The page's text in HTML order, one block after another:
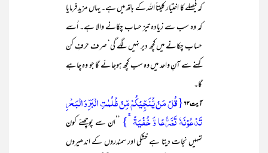
کہ فیصلے کا اختیار کلیتاً اللہ کے ہاتھ میں ہے۔ یہاں مزید فرمایا
کہ وہ سب سے زیادہ تیز حساب چکانے والا ہے۔ اُسے
حساب چکانے میں کچھ دیر نہیں لگے گی‘ صرف حرفِ کن
کہنے سے آنِ واحد میں وہ سب کچھ ہوجائے گا جو وہ چاہے
گا۔
آیت ۶۳ {قُلۡ مَنۡ یُّنَجِّیۡکُمۡ مِّنۡ ظُلُمٰتِ الۡبَرِّ وَ الۡبَحۡرِ
تَدۡعُوۡنَہٗ تَضَرُّعًا وَّ خُفۡیَۃً ۚ} ’’ان سے پوچھئے کون
تمہیں نجات دیتا ہے خشکی اور سمندروں کے اندھیروں